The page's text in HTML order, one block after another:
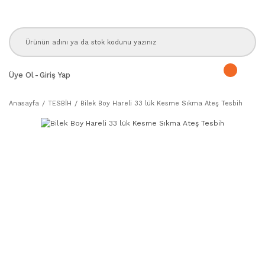
Üye Ol - Giriş Yap
Anasayfa TESBİH Bilek Boy Hareli 33 lük Kesme Sıkma Ateş Tesbih